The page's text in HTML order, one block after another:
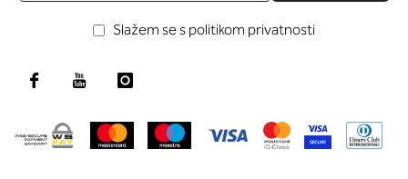
Slažem se s politikom privatnosti